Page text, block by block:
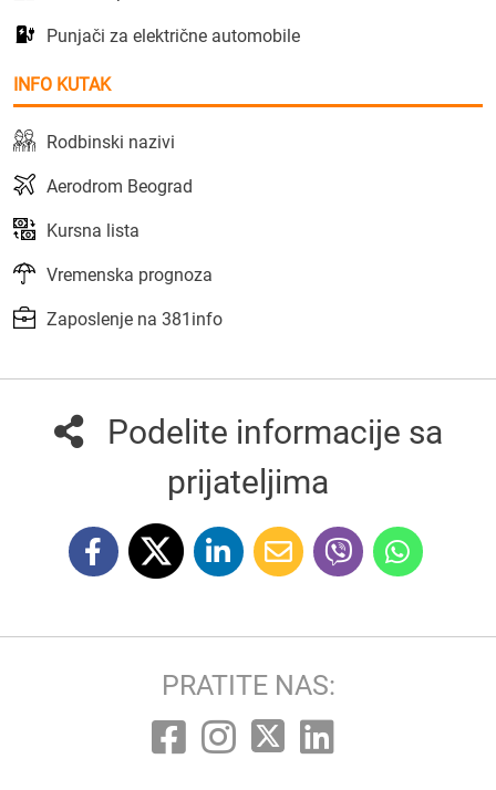
Punjači za električne automobile
INFO KUTAK
Rodbinski nazivi
Aerodrom Beograd
Kursna lista
Vremenska prognoza
Zaposlenje na 381info
Podelite informacije sa
prijateljima
PRATITE NAS: